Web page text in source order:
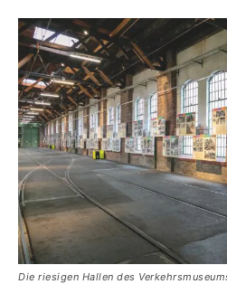
Die riesigen Hallen des